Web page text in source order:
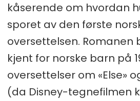
kåserende om hvordan
sporet av den første
oversettelsen. Romanen
kjent for norske barn på
oversettelser om «Else»
(da Disney-tegnefilmen